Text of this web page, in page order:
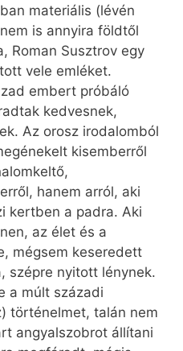
materiális (lévén
is annyira földtől
Roman Susztrov egy
vele emléket.
embert próbáló
kedvesnek,
Az orosz irodalomból
kisemberről
hanem arról, aki
kertben a padra. Aki
az élet és a
mégsem keseredett
szépre nyitott lénynek.
a múlt századi
történelmet, talán nem
angyalszobrot állítani